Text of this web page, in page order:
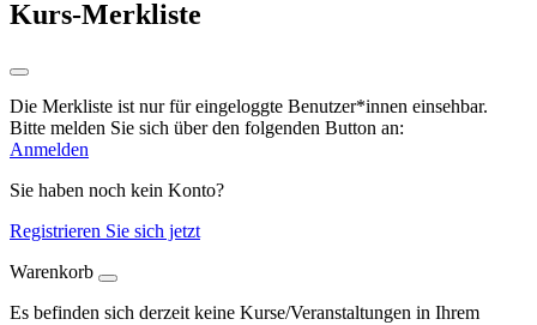
Kurs-Merkliste
Die Merkliste ist nur für eingeloggte Benutzer*innen einsehbar.
Bitte melden Sie sich über den folgenden Button an:
Anmelden
Sie haben noch kein Konto?
Registrieren Sie sich jetzt
Warenkorb
Es befinden sich derzeit keine Kurse/Veranstaltungen in Ihrem